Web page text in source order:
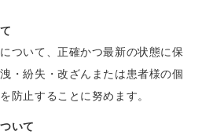
ついて、正確かつ最新の状態に保
・紛失・改ざんまたは患者様の個
防止することに努めます。
いて